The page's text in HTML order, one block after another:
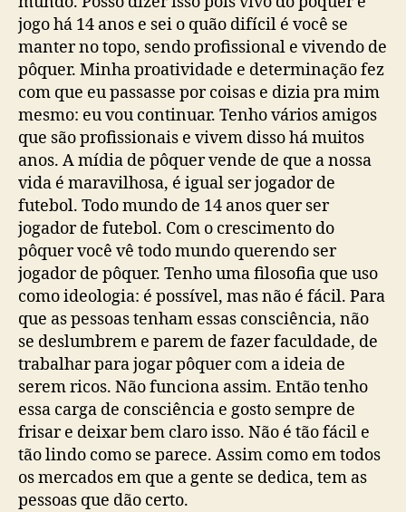
jogo há 14 anos e sei o quão difícil é você se
manter no topo, sendo profissional e vivendo de
pôquer. Minha proatividade e determinação fez
com que eu passasse por coisas e dizia pra mim
mesmo: eu vou continuar. Tenho vários amigos
que são profissionais e vivem disso há muitos
anos. A mídia de pôquer vende de que a nossa
vida é maravilhosa, é igual ser jogador de
futebol. Todo mundo de 14 anos quer ser
jogador de futebol. Com o crescimento do
pôquer você vê todo mundo querendo ser
jogador de pôquer. Tenho uma filosofia que uso
como ideologia: é possível, mas não é fácil. Para
que as pessoas tenham essas consciência, não
se deslumbrem e parem de fazer faculdade, de
trabalhar para jogar pôquer com a ideia de
serem ricos. Não funciona assim. Então tenho
essa carga de consciência e gosto sempre de
frisar e deixar bem claro isso. Não é tão fácil e
tão lindo como se parece. Assim como em todos
os mercados em que a gente se dedica, tem as
pessoas que dão certo.